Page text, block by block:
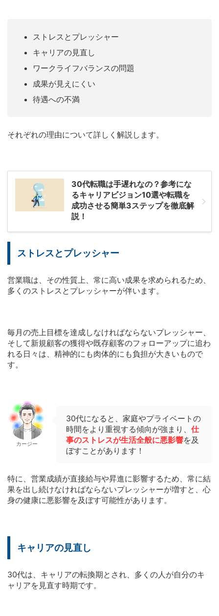
ストレスとプレッシャー
キャリアの見直し
ワークライフバランスの問題
成果が見えにくい
待遇への不満
それぞれの理由について詳しく解説します。
30代転職は手遅れなの？参考にな
るキャリアビジョン10選や転職を
成功させる簡単3ステップを徹底解
説！
ストレスとプレッシャー
営業職は、その性質上、常に高い成果を求められるため、
多くのストレスとプレッシャーが伴います。
毎月の売上目標を達成しなければならないプレッシャー、
そして新規顧客の獲得や既存顧客のフォローアップに追わ
れる日々は、精神的にも肉体的にも負担が大きいもので
す。
カージー
30代になると、家庭やプライベートの
時間をより重視する傾向が強まり、 仕
事のストレスが生活全般に悪影響を及
ぼすことがあります！
特に、営業成績が直接給与や昇進に影響するため、常に結
果を出し続けなければならないプレッシャーが増すと、心
身の健康に悪影響を及ぼす可能性があります。
キャリアの見直し
30代は、キャリアの転換期とされ、多くの人が自分のキ
ャリアを見直す時期です。